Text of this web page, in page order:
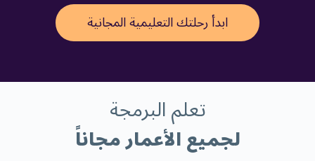
ابدأ رحلتك التعليمية المجانية
تعلم البرمجة
لجميع الأعمار مجاناً